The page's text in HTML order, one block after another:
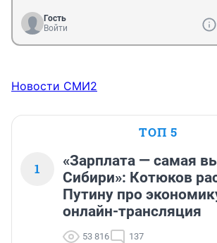
Гость
Войти
Новости СМИ2
ТОП 5
1
«Зарплата — самая
Сибири»: Котюков
Путину про
онлайн-трансляция
53 816 137